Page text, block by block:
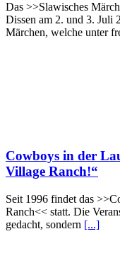
Das >>Slawisches
Dissen am 2. und 3. Juli
Märchen, welche unter
Cowboys in der
Village Ranch!“
Seit 1996 findet das
Ranch<< statt. Die
gedacht, sondern [...]